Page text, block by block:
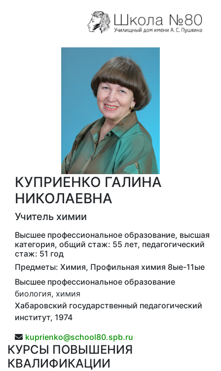
КУПРИЕНКО ГАЛИНА
НИКОЛАЕВНА
Учитель химии
Высшее профессиональное образование, высшая
категория, общий стаж: 55 лет, педагогический
стаж: 51 год
Предметы: Химия, Профильная химия 8ые-11ые
Высшее профессиональное образование
биология, химия
Хабаровский государственный педагогический
институт, 1974
kuprienko@school80.spb.ru
КУРСЫ ПОВЫШЕНИЯ
КВАЛИФИКАЦИИ